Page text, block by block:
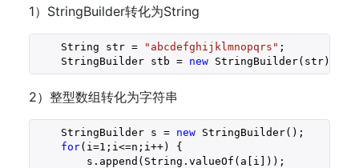
1）StringBuilder转化为String
    String str =
"abcdefghijklmnopqrs" ;
    StringBuilder stb =
new StringBuilder(str);
2）整型数组转化为字符串
    StringBuilder s =
new StringBuilder();
for(i=1 ;i<=n;i++) {
        s.append(String.valueOf(a[i]));